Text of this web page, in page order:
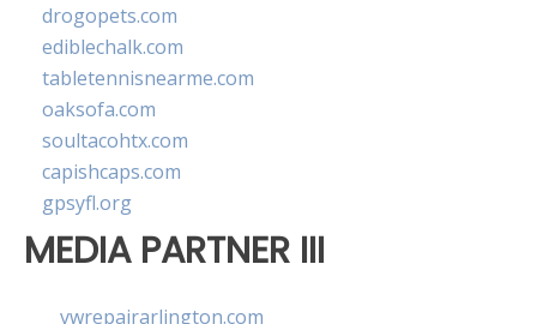
drogopets.com
ediblechalk.com
tabletennisnearme.com
oaksofa.com
soultacohtx.com
capishcaps.com
gpsyfl.org
MEDIA PARTNER III
vwrepairarlington.com